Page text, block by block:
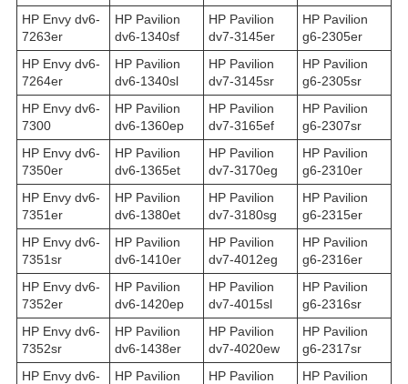
HP Envy dv6-
7263er
HP Pavilion
dv6-1340sf
HP Pavilion
dv7-3145er
HP Pavilion
g6-2305er
HP Envy dv6-
7264er
HP Pavilion
dv6-1340sl
HP Pavilion
dv7-3145sr
HP Pavilion
g6-2305sr
HP Envy dv6-
7300
HP Pavilion
dv6-1360ep
HP Pavilion
dv7-3165ef
HP Pavilion
g6-2307sr
HP Envy dv6-
7350er
HP Pavilion
dv6-1365et
HP Pavilion
dv7-3170eg
HP Pavilion
g6-2310er
HP Envy dv6-
7351er
HP Pavilion
dv6-1380et
HP Pavilion
dv7-3180sg
HP Pavilion
g6-2315er
HP Envy dv6-
7351sr
HP Pavilion
dv6-1410er
HP Pavilion
dv7-4012eg
HP Pavilion
g6-2316er
HP Envy dv6-
7352er
HP Pavilion
dv6-1420ep
HP Pavilion
dv7-4015sl
HP Pavilion
g6-2316sr
HP Envy dv6-
7352sr
HP Pavilion
dv6-1438er
HP Pavilion
dv7-4020ew
HP Pavilion
g6-2317sr
HP Envy dv6-
HP Pavilion
HP Pavilion
HP Pavilion